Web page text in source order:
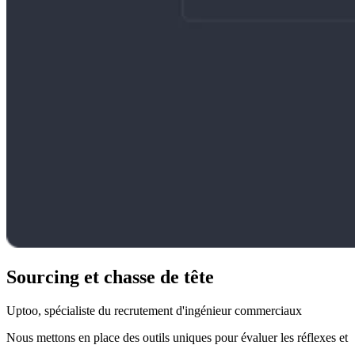
Sourcing et chasse de tête
Uptoo, spécialiste du recrutement d'ingénieur commerciaux
Nous mettons en place des outils uniques pour évaluer les réflexes et